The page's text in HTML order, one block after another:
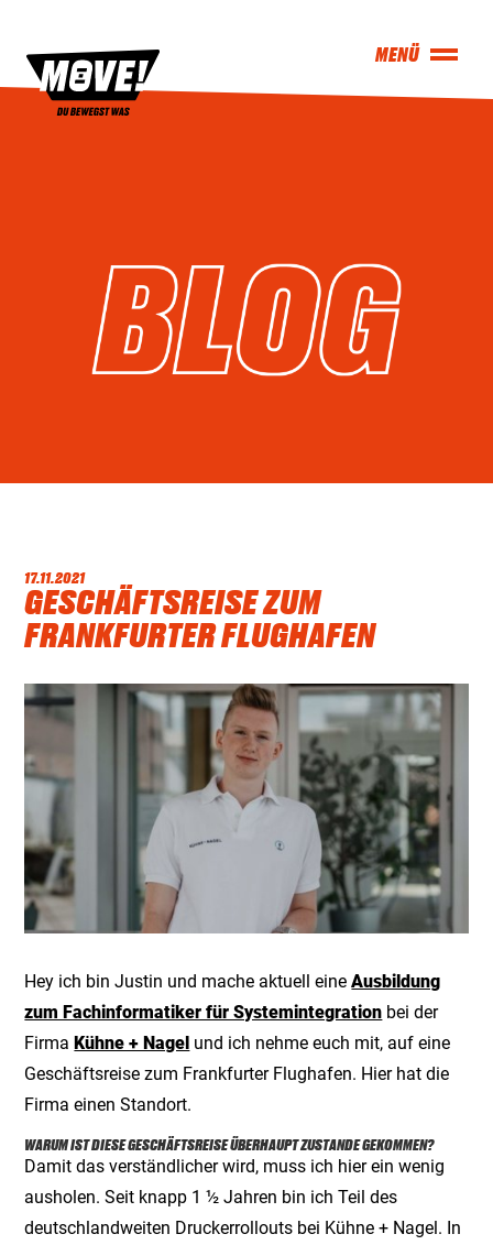
17.11.2021
GESCHÄFTSREISE ZUM
FRANKFURTER FLUGHAFEN
Hey ich bin Justin und mache aktuell eineAusbildung
zum Fachinformatiker für Systemintegration bei der
FirmaKühne + Nagel und ich nehme euch mit, auf eine
Geschäftsreise zum Frankfurter Flughafen. Hier hat die
Firma einen Standort.
WARUM IST DIESE GESCHÄFTSREISE ÜBERHAUPT ZUSTANDE GEKOMMEN?
Damit das verständlicher wird, muss ich hier ein wenig
ausholen. Seit knapp 1 ½ Jahren bin ich Teil des
deutschlandweiten Druckerrollouts bei Kühne + Nagel. In